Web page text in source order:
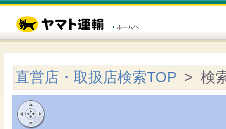
直営店・取扱店検索TOP > 検